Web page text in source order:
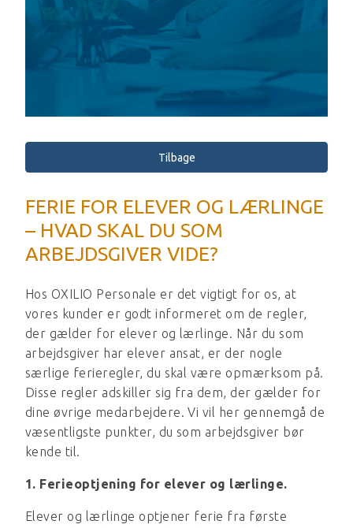
Tilbage
FERIE FOR ELEVER OG LÆRLINGE
– HVAD SKAL DU SOM
ARBEJDSGIVER VIDE?
Hos OXILIO Personale er det vigtigt for os, at
vores kunder er godt informeret om de regler,
der gælder for elever og lærlinge. Når du som
arbejdsgiver har elever ansat, er der nogle
særlige ferieregler, du skal være opmærksom på.
Disse regler adskiller sig fra dem, der gælder for
dine øvrige medarbejdere. Vi vil her gennemgå de
væsentligste punkter, du som arbejdsgiver bør
kende til.
1. Ferieoptjening for elever og lærlinge.
Elever og lærlinge optjener ferie fra første